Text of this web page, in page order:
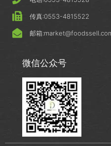
传真:0553-4815522
邮箱
微信公众号